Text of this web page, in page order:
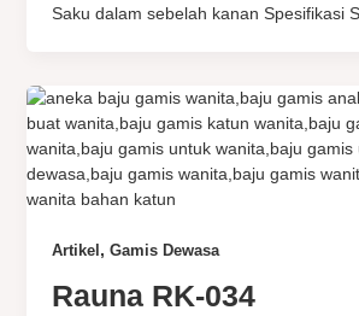
Saku dalam sebelah kanan Spesifikasi
Artikel , Gamis Dewasa
Rauna RK-034